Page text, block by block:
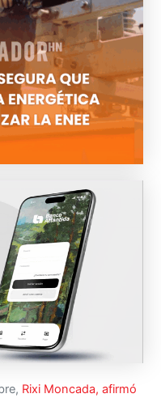
Rixi Moncada, afirmó